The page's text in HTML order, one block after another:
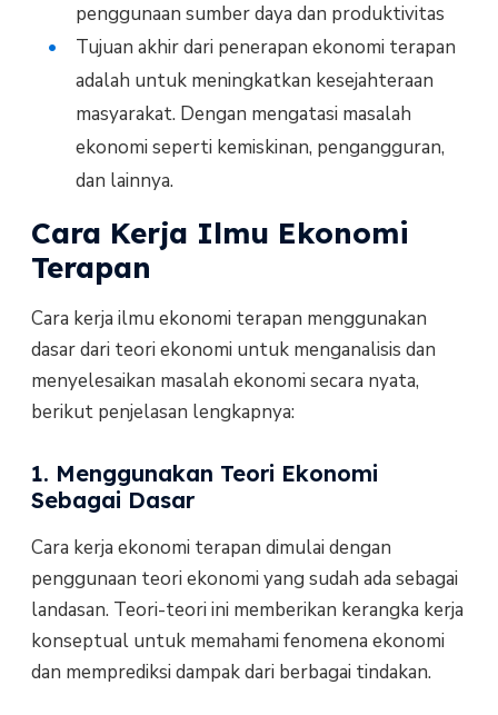
penggunaan sumber daya dan produktivitas
Tujuan akhir dari penerapan ekonomi terapan
adalah untuk meningkatkan kesejahteraan
masyarakat. Dengan mengatasi masalah
ekonomi seperti kemiskinan, pengangguran,
dan lainnya.
Cara Kerja Ilmu Ekonomi
Terapan
Cara kerja ilmu ekonomi terapan menggunakan
dasar dari teori ekonomi untuk menganalisis dan
menyelesaikan masalah ekonomi secara nyata,
berikut penjelasan lengkapnya:
1. Menggunakan Teori Ekonomi
Sebagai Dasar
Cara kerja ekonomi terapan dimulai dengan
penggunaan teori ekonomi yang sudah ada sebagai
landasan. Teori-teori ini memberikan kerangka kerja
konseptual untuk memahami fenomena ekonomi
dan memprediksi dampak dari berbagai tindakan.